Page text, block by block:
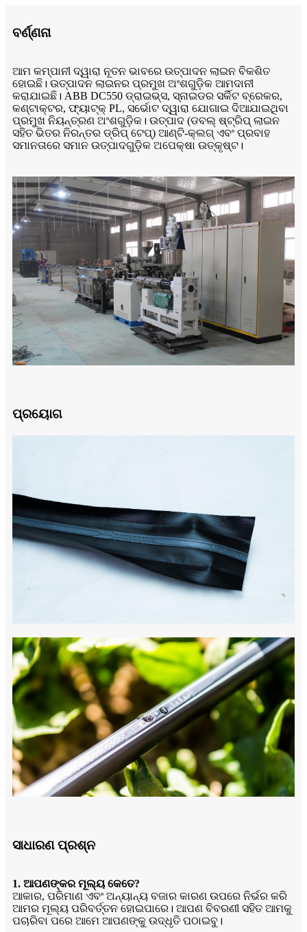
ବର୍ଣ୍ଣନା
ଆମ କମ୍ପାନୀ ଦ୍ୱାରା ନୂତନ ଭାବରେ ଉତ୍ପାଦନ ଲାଇନ ବିକଶିତ
ହୋଇଛି। ଉତ୍ପାଦନ ଲାଇନର ପ୍ରମୁଖ ଅଂଶଗୁଡ଼ିକ ଆମଦାନୀ
କରାଯାଇଛି। ABB DC550 ଡ୍ରାଇଭ୍ସ, ସ୍ନାଇଡର ସର୍କିଟ ବ୍ରେକର,
କଣ୍ଟାକ୍ଟର, ଫ୍ୟାଟ୍କ୍ PL, ସର୍ଭୋଟ ଦ୍ୱାରା ଯୋଗାଇ ଦିଆଯାଇଥିବା
ପ୍ରମୁଖ ନିୟନ୍ତ୍ରଣ ଅଂଶଗୁଡ଼ିକ। ଉତ୍ପାଦ (ଡବଲ୍ ଷ୍ଟ୍ରିପ୍ ଲାଇନ
ସହିତ ଭିତର ନିରନ୍ତର ଡ୍ରିପ୍ ଟେପ୍) ଆଣ୍ଟି-କ୍ଲଗ୍ ଏବଂ ପ୍ରବାହ
ସମାନତାରେ ସମାନ ଉତ୍ପାଦଗୁଡ଼ିକ ଅପେକ୍ଷା ଉତ୍କୃଷ୍ଟ।
ପ୍ରୟୋଗ
ସାଧାରଣ ପ୍ରଶ୍ନ
1. ଆପଣଙ୍କର ମୂଲ୍ୟ କେତେ?
ଆକାର, ପରିମାଣ ଏବଂ ଅନ୍ୟାନ୍ୟ ବଜାର କାରଣ ଉପରେ ନିର୍ଭର କରି
ଆମର ମୂଲ୍ୟ ପରିବର୍ତ୍ତନ ହୋଇପାରେ। ଆପଣ ବିବରଣୀ ସହିତ ଆମକୁ
ପଚାରିବା ପରେ ଆମେ ଆପଣଙ୍କୁ ଉଦ୍ଧୃତି ପଠାଇବୁ।